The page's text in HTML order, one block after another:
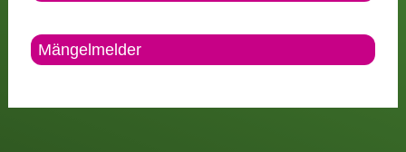
Mängelmelder